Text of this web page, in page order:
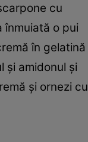
cu
o pui
în gelatină
şi amidonul şi
şi ornezi cu